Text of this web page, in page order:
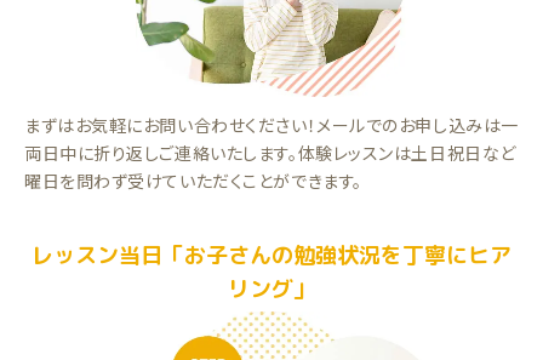
まずはお気軽にお問い合わせください！メールでのお申し込みは一
両日中に折り返しご連絡いたします。体験レッスンは土日祝日など
曜日を問わず受けていただくことができます。
レッスン当日「お子さんの勉強状況を丁寧にヒア
リング」